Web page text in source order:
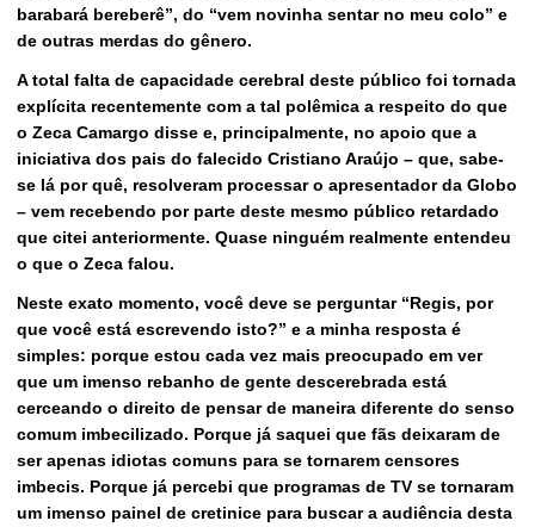
barabará bereberê”, do “vem novinha sentar no meu colo” e
de outras merdas do gênero.
A total falta de capacidade cerebral deste público foi tornada
explícita recentemente com a tal polêmica a respeito do que
o Zeca Camargo disse e, principalmente, no apoio que a
iniciativa dos pais do falecido Cristiano Araújo – que, sabe-
se lá por quê, resolveram processar o apresentador da Globo
– vem recebendo por parte deste mesmo público retardado
que citei anteriormente. Quase ninguém realmente entendeu
o que o Zeca falou.
Neste exato momento, você deve se perguntar “Regis, por
que você está escrevendo isto?” e a minha resposta é
simples: porque estou cada vez mais preocupado em ver
que um imenso rebanho de gente descerebrada está
cerceando o direito de pensar de maneira diferente do senso
comum imbecilizado. Porque já saquei que fãs deixaram de
ser apenas idiotas comuns para se tornarem censores
imbecis. Porque já percebi que programas de TV se tornaram
um imenso painel de cretinice para buscar a audiência desta